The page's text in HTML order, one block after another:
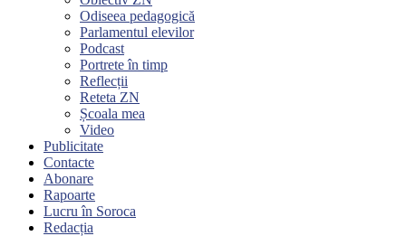
Odiseea pedagogică
Parlamentul elevilor
Podcast
Portrete în timp
Reflecții
Reteta ZN
Școala mea
Video
Publicitate
Contacte
Abonare
Rapoarte
Lucru în Soroca
Redacția